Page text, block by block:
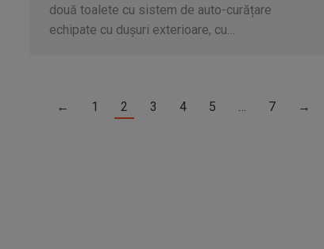
două toalete cu sistem de auto-curățare
echipate cu dușuri exterioare, cu…
← 1 2 3 4 5 7 →